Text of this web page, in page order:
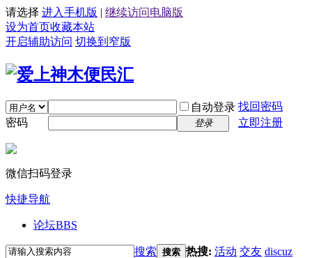
请选择 进入手机版 | 继续访问电脑版
设为首页收藏本站
开启辅助访问 切换到窄版
自动登录 找回密码
密码
登录 立即注册
微信扫码登录
快捷导航
论坛BBS
搜索 搜索 热搜: 活动 交友 discuz